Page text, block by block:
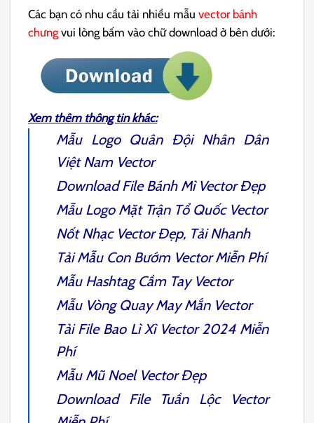
Các bạn có nhu cầu tải nhiều mẫuvector bánh
chưng vui lòng bấm vào chữ download ở bên dưới:
Xem thêm thông tin khác:
Mẫu Logo Quân Đội Nhân Dân
Việt Nam Vector
Download File Bánh Mì VectorĐẹp
Mẫu Logo Mặt Trận Tổ Quốc Vector
Nốt Nhạc VectorĐẹp, Tải Nhanh
Tải Mẫu Con Bướm VectorMiễn Phí
Mẫu Hashtag Cầm Tay Vector
Mẫu Vòng Quay May Mắn Vector
Tải File Bao Lì Xì Vector2024 Miễn
Phí
Mẫu Mũ Noel VectorĐẹp
Download File
Tuần Lộc Vector